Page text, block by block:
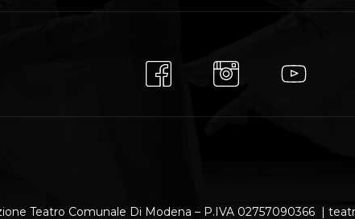
Teatro Comunale Di Modena – P.IVA 02757090366 |